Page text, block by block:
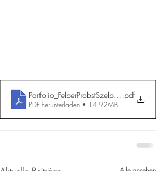
Portfolio_FelberProbstSzelpal Kopie
.pdf
PDF herunterladen • 14.92MB